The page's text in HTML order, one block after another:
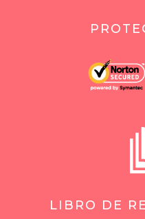
LIBRO DE